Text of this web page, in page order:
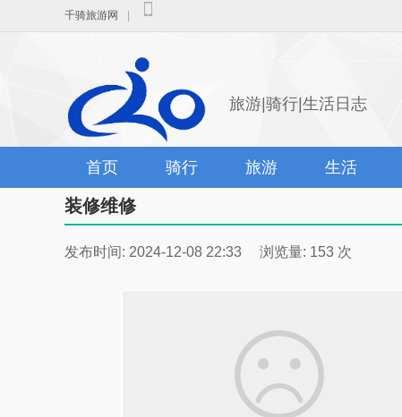
千骑旅游网
旅游|骑行|生活日志
首页 骑行 旅游 生活
装修维修
发布时间: 2024-12-08 22:33 浏览量: 153 次